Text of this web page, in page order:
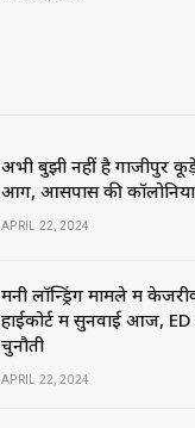
अभी बुझी नहीं है गाजीपुर
आग, आसपास की
APRIL 22, 2024
मनी लॉन्ड्रिंग मामले में
हाईकोर्ट में सुनवाई आज,
चुनौती
APRIL 22, 2024